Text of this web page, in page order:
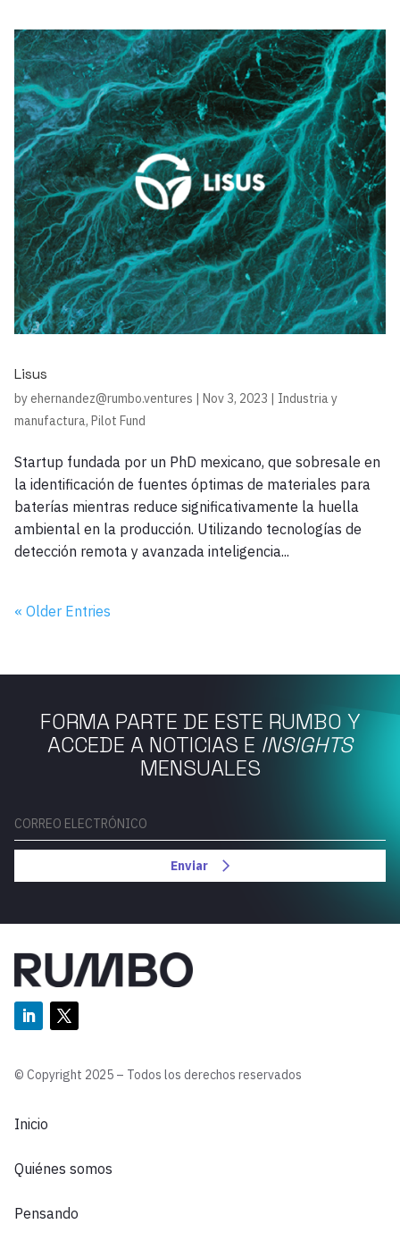
Lisus
by ehernandez@rumbo.ventures | Nov 3, 2023 | Industria y
manufactura, Pilot Fund
Startup fundada por un PhD mexicano, que sobresale en
la identificación de fuentes óptimas de materiales para
baterías mientras reduce significativamente la huella
ambiental en la producción. Utilizando tecnologías de
detección remota y avanzada inteligencia...
« Older Entries
FORMA PARTE DE ESTE RUMBO Y
ACCEDE A NOTICIAS E INSIGHTS
MENSUALES
Enviar
© Copyright 2025 – Todos los derechos reservados
Inicio
Quiénes somos
Pensando